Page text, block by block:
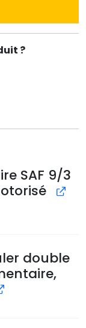
?
SAF 9/3
double